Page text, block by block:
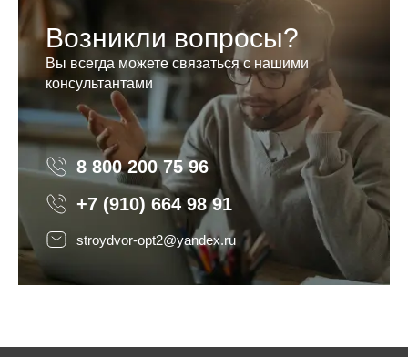
Возникли вопросы?
Вы всегда можете связаться с нашими
консультантами
8 800 200 75 96 8 800 200 75 96
+7 (910) 664 98 91
stroydvor-opt2@yandex.ru